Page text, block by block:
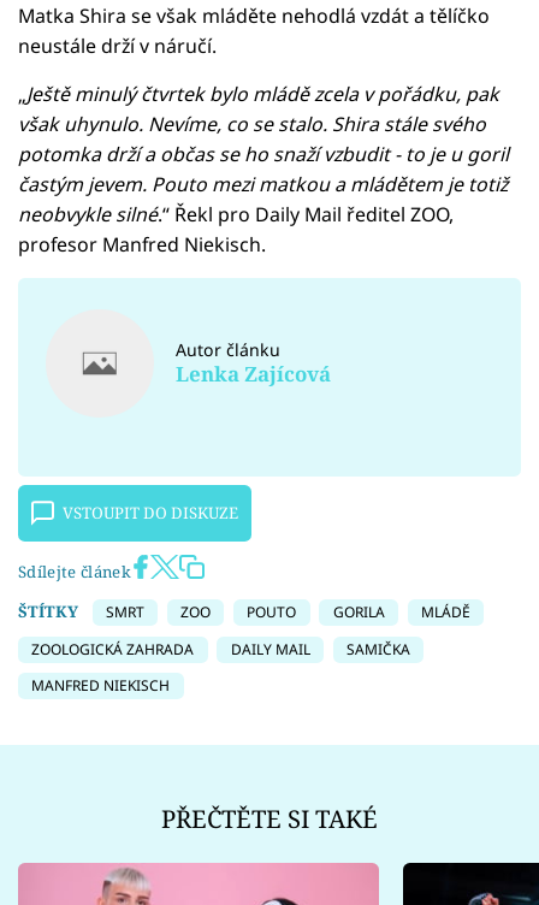
Matka Shira se však mláděte nehodlá vzdát a tělíčko
neustále drží v náručí.
„Ještě minulý čtvrtek bylo mládě zcela v pořádku, pak
však uhynulo. Nevíme, co se stalo. Shira stále svého
potomka drží a občas se ho snaží vzbudit - to je u goril
častým jevem. Pouto mezi matkou a mládětem je totiž
neobvykle silné.“ Řekl pro Daily Mail ředitel ZOO,
profesor Manfred Niekisch.
Autor článku
Lenka Zajícová
VSTOUPIT DO DISKUZE
Sdílejte článek
ŠTÍTKY
SMRT ZOO POUTO GORILA
MLÁDĚ
ZOOLOGICKÁ ZAHRADA
DAILY MAIL
SAMIČKA
MANFRED NIEKISCH
PŘEČTĚTE SI TAKÉ